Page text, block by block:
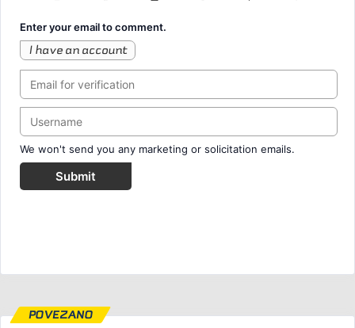
Enter your email to comment.
I have an account
We won't send you any marketing or solicitation emails.
Submit
POVEZANO